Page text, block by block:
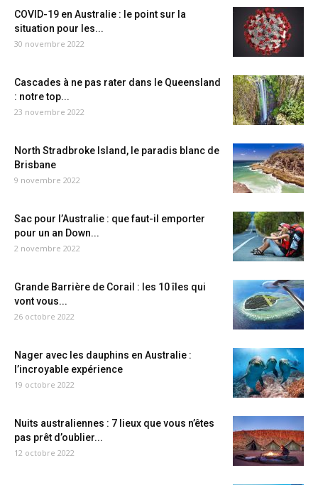
COVID-19 en Australie : le point sur la
situation pour les...
30 novembre 2022
Cascades à ne pas rater dans le Queensland
: notre top...
23 novembre 2022
North Stradbroke Island, le paradis blanc de
Brisbane
9 novembre 2022
Sac pour l’Australie : que faut-il emporter
pour un an Down...
2 novembre 2022
Grande Barrière de Corail : les 10 îles qui
vont vous...
26 octobre 2022
Nager avec les dauphins en Australie :
l’incroyable expérience
19 octobre 2022
Nuits australiennes : 7 lieux que vous n’êtes
pas prêt d’oublier...
12 octobre 2022